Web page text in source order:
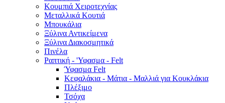
Κουμπιά Χειροτεχνίας
Μεταλλικά Κουτιά
Μπουκάλια
Ξύλινα Αντικείμενα
Ξύλινα Διακοσμητικά
Πινέλα
Ραπτική - 'Υφασμα - Felt
Ύφασμα Felt
Κεφαλάκια - Μάτια - Μαλλιά για Κουκλάκια
Πλέξιμο
Τσόχα